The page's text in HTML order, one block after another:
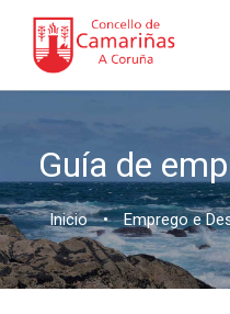
Guía de
Inicio • Emprego e